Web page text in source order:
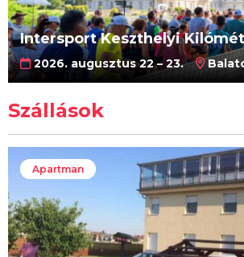
Intersport Keszthelyi
2026. augusztus 22 – 23.
Szállások
Apartman